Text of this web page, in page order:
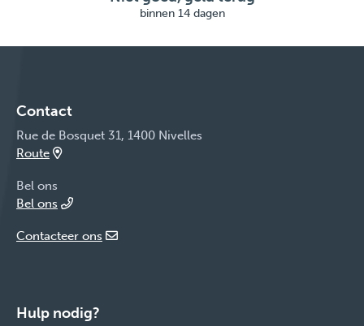
binnen 14 dagen
Contact
Rue de Bosquet 31, 1400 Nivelles
Route
Bel ons
Bel ons
Contacteer ons
Hulp nodig?